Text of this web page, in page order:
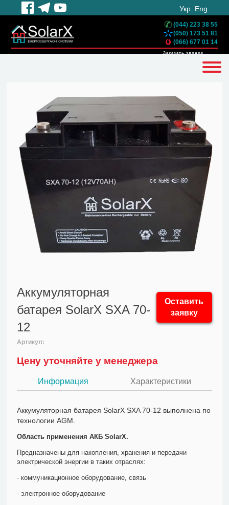
Укр Eng
(044) 223 38 55
(050) 173 51 81
(066) 677 01 14
Заказать звонок
Аккумуляторная
батарея SolarX SXA 70-
12
Оставить
заявку
Артикул:
Цену уточняйте у менеджера
Информация Характеристики
Аккумуляторная батарея SolarX SXA 70-12 выполнена по
технологии AGM.
Область применения АКБ SolarX.
Предназначены для накопления, хранения и передачи
электрической энергии в таких отраслях:
- коммуникационное оборудование, связь
- электронное оборудование